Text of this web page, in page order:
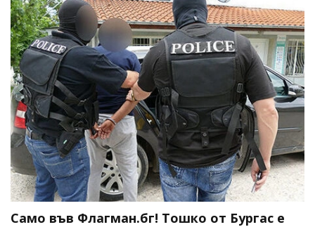
Само във Флагман.бг! Тошко от Бургас е